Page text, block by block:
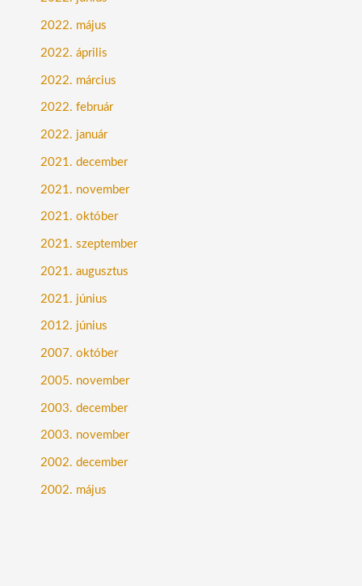
2022. május
2022. április
2022. március
2022. február
2022. január
2021. december
2021. november
2021. október
2021. szeptember
2021. augusztus
2021. június
2012. június
2007. október
2005. november
2003. december
2003. november
2002. december
2002. május